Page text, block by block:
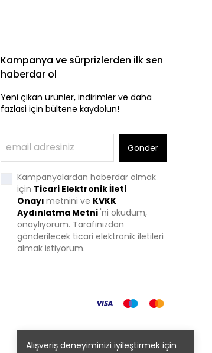
Alışveriş deneyiminizi iyileştirmek için
Kampanya ve sürprizlerden ilk sen
haberdar ol
Yeni çikan ürünler, indirimler ve daha
fazlasi için bültene kaydolun!
Gönder
Kampanyalardan haberdar olmak
için Ticari Elektronik İleti
Onayı metnini ve KVKK
Aydınlatma Metni'ni okudum,
onaylıyorum. Tarafınızdan
gönderilecek ticari elektronik iletileri
almak istiyorum.